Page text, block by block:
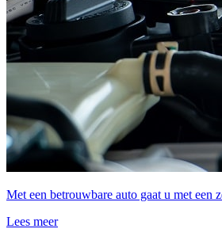
Met een betrouwbare auto gaat u met een
Lees meer